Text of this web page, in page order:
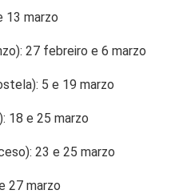
13 marzo
27 febreiro e 6 marzo
5 e 19 marzo
18 e 25 marzo
23 e 25 marzo
27 marzo